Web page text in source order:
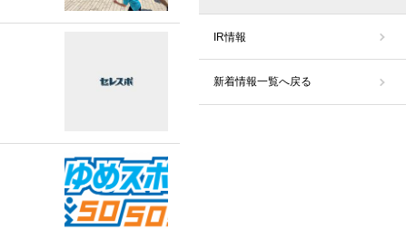
IR情報
新着情報一覧へ戻る